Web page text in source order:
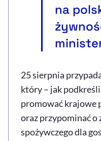
na
25 sierpnia
który – jak
promować krajowe
oraz przypominać
spożywczego dla